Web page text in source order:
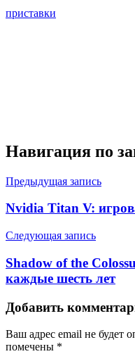
приставки
Навигация по
Предыдущая запись
Nvidia Titan V:
Следующая запись
Shadow of the
каждые шесть лет
Добавить
Ваш адрес email не будет
помечены *